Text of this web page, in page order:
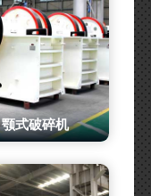
颚式破碎机